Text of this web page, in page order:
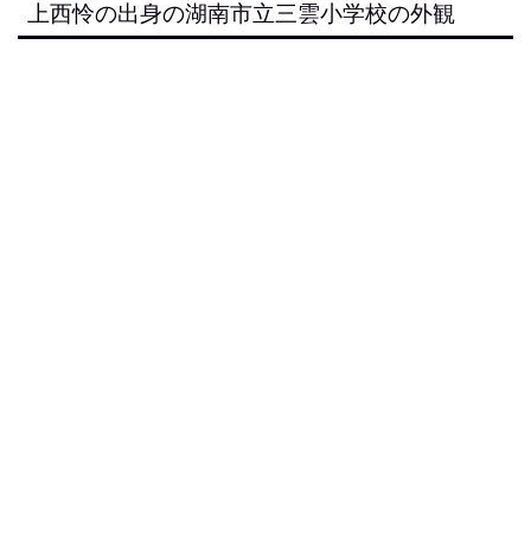
上西怜の出身の湖南市立三雲小学校の外観